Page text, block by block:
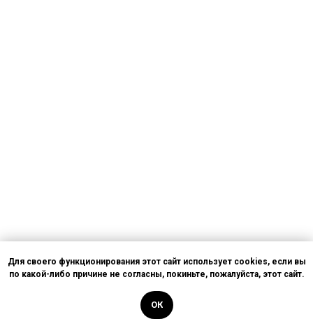
Для своего функционирования этот сайт использует cookies, если вы
по какой-либо причине не согласны, покиньте, пожалуйста, этот сайт.
ОК